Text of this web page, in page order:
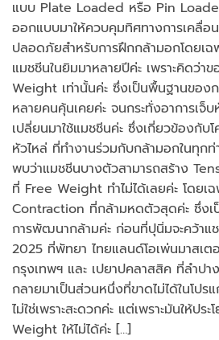
แบบ Plate Loaded หรือ Pin
ออกแบบมาให้ควบคุมทิศทางการเคลื่อ
ปลอดภัยสำหรับการฝึกกล้ามอกโดยเฉ
แมชชีนในยิมมาหลายปีค่ะ เพราะคิดว่า
Weight เท่านั้นค่ะ ซึ่งเป็นพื้นฐานของ
หลายคนคุ้นเคยค่ะ จนกระทั่งอาการเจ็
เปลี่ยนมาใช้แมชชีนค่ะ ซึ่งเกี่ยวข้องกับ
หัวไหล่ ที่ทำงานร่วมกับกล้ามอกในทุก
พบว่าแมชชีนบางตัวสามารถสร้าง
ที่ Free Weight ทำไม่ได้เลยค่ะ โดยเ
Contraction ที่กล้ามหดตัวสุดค่ะ ซึ่ง
การพัฒนากล้ามค่ะ ก่อนที่ปุนิ่มจะคว้าแ
2025 ที่พัทยา ไทยแลนด์โอเพ่นมาสเต
กรุงเทพฯ และ เปยาปคลาสสิค ที่ลำป
กลายมาเป็นส่วนหนึ่งที่ขาดไม่ได้ในโปร
ไม่ใช่เพราะสะดวกค่ะ แต่เพราะมันให้ปร
Weight ให้ไม่ได้ค่ะ […]